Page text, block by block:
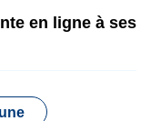
en ligne à ses